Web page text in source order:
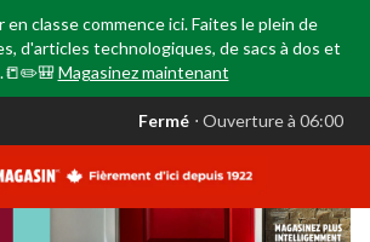
classe commence ici. Faites le plein de
d'articles technologiques, de sacs à dos et
Magasinez maintenant
votre
est
AB,
Fermé ⋅ Ouverture à 06:00